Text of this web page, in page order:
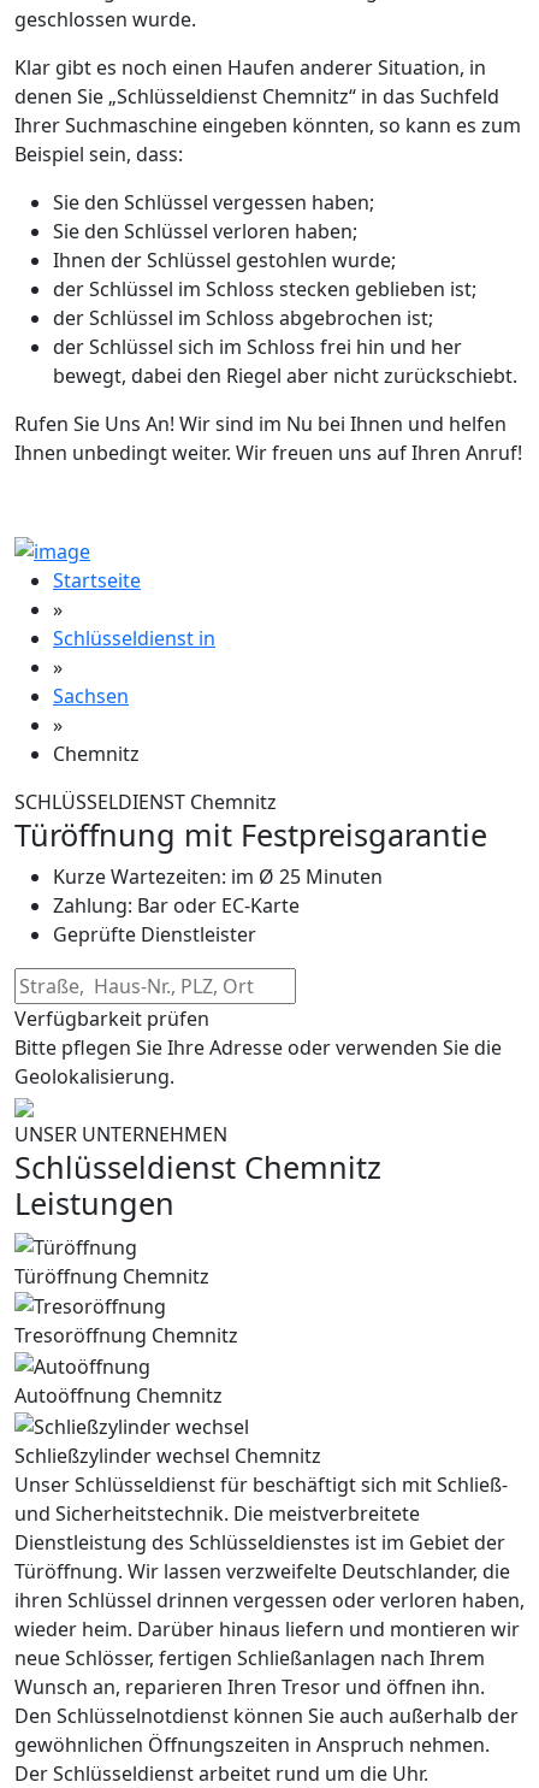
geschlossen wurde.
Klar gibt es noch einen Haufen anderer Situation, in
denen Sie „Schlüsseldienst Chemnitz“ in das Suchfeld
Ihrer Suchmaschine eingeben könnten, so kann es zum
Beispiel sein, dass:
Sie den Schlüssel vergessen haben;
Sie den Schlüssel verloren haben;
Ihnen der Schlüssel gestohlen wurde;
der Schlüssel im Schloss stecken geblieben ist;
der Schlüssel im Schloss abgebrochen ist;
der Schlüssel sich im Schloss frei hin und her
bewegt, dabei den Riegel aber nicht zurückschiebt.
Rufen Sie Uns An! Wir sind im Nu bei Ihnen und helfen
Ihnen unbedingt weiter. Wir freuen uns auf Ihren Anruf!
Startseite
»
Schlüsseldienst in
»
Sachsen
»
Chemnitz
SCHLÜSSELDIENST Chemnitz
Türöffnung mit Festpreisgarantie
Kurze Wartezeiten: im Ø 25 Minuten
Zahlung: Bar oder EC-Karte
Geprüfte Dienstleister
Verfügbarkeit prüfen
Bitte pflegen Sie Ihre Adresse oder verwenden Sie die
Geolokalisierung.
UNSER UNTERNEHMEN
Schlüsseldienst Chemnitz
Leistungen
Türöffnung Chemnitz
Tresoröffnung Chemnitz
Autoöffnung Chemnitz
Schließzylinder wechsel Chemnitz
Unser Schlüsseldienst für beschäftigt sich mit Schließ-
und Sicherheitstechnik. Die meistverbreitete
Dienstleistung des Schlüsseldienstes ist im Gebiet der
Türöffnung. Wir lassen verzweifelte Deutschlander, die
ihren Schlüssel drinnen vergessen oder verloren haben,
wieder heim. Darüber hinaus liefern und montieren wir
neue Schlösser, fertigen Schließanlagen nach Ihrem
Wunsch an, reparieren Ihren Tresor und öffnen ihn.
Den Schlüsselnotdienst können Sie auch außerhalb der
gewöhnlichen Öffnungszeiten in Anspruch nehmen.
Der Schlüsseldienst arbeitet rund um die Uhr.